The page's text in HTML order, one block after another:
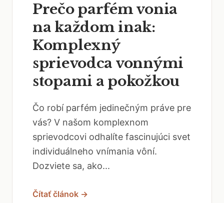
Prečo parfém vonia
na každom inak:
Komplexný
sprievodca vonnými
stopami a pokožkou
Čo robí parfém jedinečným práve pre
vás? V našom komplexnom
sprievodcovi odhalíte fascinujúci svet
individuálneho vnímania vôní.
Dozviete sa, ako...
Čítať článok →